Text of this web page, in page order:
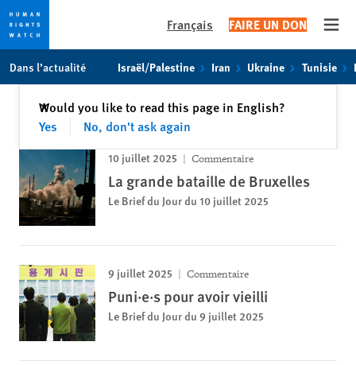
toto
content
Français FAIRE UN DON
Dans l’actualité Israël/Palestine Iran Ukraine Tunisie
Would you like to read this page in English?
Yes
No, don't ask again
✕Fermer
10 juillet 2025 Commentaire
La grande bataille de Bruxelles
Le Brief du Jour du 10 juillet 2025
9 juillet 2025 Commentaire
Puni·e·s pour avoir vieilli
Le Brief du Jour du 9 juillet 2025